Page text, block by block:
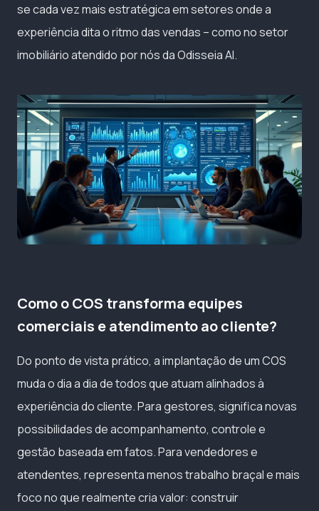
se cada vez mais estratégica em setores onde a
experiência dita o ritmo das vendas – como no setor
imobiliário atendido por nós da Odisseia AI.
Como o COS transforma equipes
comerciais e atendimento ao cliente?
Do ponto de vista prático, a implantação de um COS
muda o dia a dia de todos que atuam alinhados à
experiência do cliente. Para gestores, significa novas
possibilidades de acompanhamento, controle e
gestão baseada em fatos. Para vendedores e
atendentes, representa menos trabalho braçal e mais
foco no que realmente cria valor: construir